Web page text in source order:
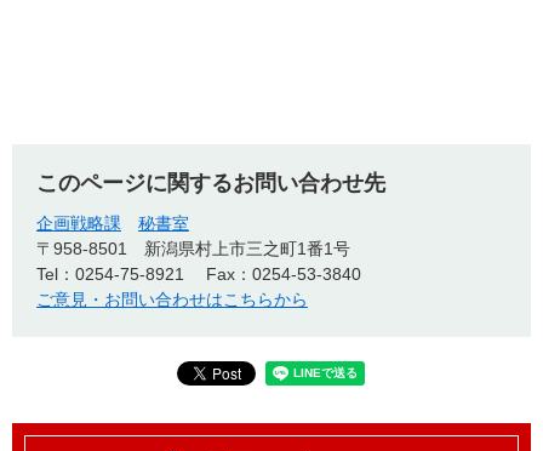
このページに関するお問い合わせ先
企画戦略課
秘書室
〒958-8501
新潟県村上市三之町1番1号
Tel：0254-75-8921
Fax：0254-53-3840
ご意見・お問い合わせはこちらから